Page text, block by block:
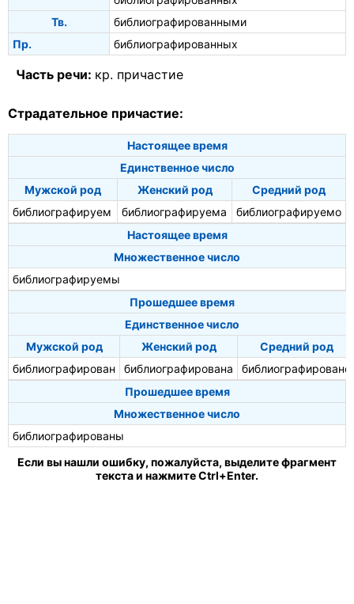
Тв.
библиографированными
Пр.
библиографированных
Часть речи: кр. причастие
Страдательное причастие:
Настоящее время
Единственное число
Мужской род
Женский род
Средний род
библиографируем
библиографируема
библиографируемо
Настоящее время
Множественное число
библиографируемы
Прошедшее время
Единственное число
Мужской род
Женский род
Средний род
библиографирован
библиографирована
библиографировано
Прошедшее время
Множественное число
библиографированы
Если вы нашли ошибку, пожалуйста, выделите фрагмент
текста и нажмите Ctrl+Enter.